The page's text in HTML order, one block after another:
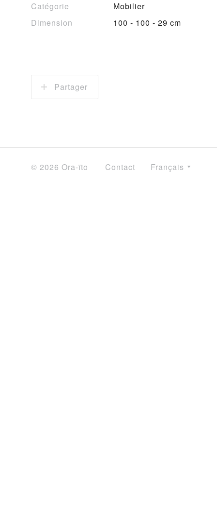
Catégorie
Mobilier
Dimension
100 - 100 - 29 cm
Partager
© 2026 Ora-ïto Contact Français